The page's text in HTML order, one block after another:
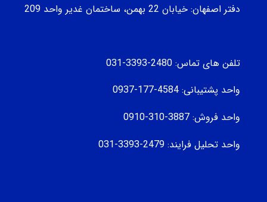
دفتر اصفهان: خیابان 22 بهمن، ساختمان غدیر واحد 209
تلفن های تماس: 2480-3393-031
واحد پشتیبانی: 4584-177-0937
واحد فروش: 3887-310-0910
واحد تحلیل فرایند: 2479-3393-031